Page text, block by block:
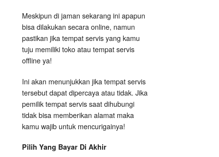
Meskipun di jaman sekarang ini apapun
bisa dilakukan secara online, namun
pastikan jika tempat servis yang kamu
tuju memiliki toko atau tempat servis
offline ya!
Ini akan menunjukkan jika tempat servis
tersebut dapat dipercaya atau tidak. Jika
pemilik tempat servis saat dihubungi
tidak bisa memberikan alamat maka
kamu wajib untuk mencurigainya!
Pilih Yang Bayar Di Akhir